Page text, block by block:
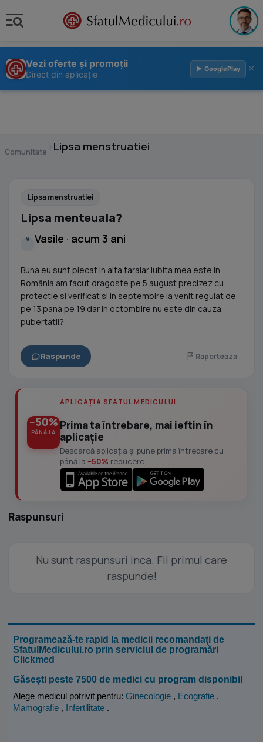
Vezi oferte și promoții
Direct din aplicație
▶ GooglePlay ×
Comunitate Lipsa menstruatiei
Lipsa menstruatiei
Lipsa menteuala?
V Vasile · acum 3 ani
Buna eu sunt plecat in alta taraiar iubita mea este in
România am facut dragoste pe 5 august precizez cu
protectie si verificat si in septembire ia venit regulat de
pe 13 pana pe 19 dar in octombire nu este din cauza
pubertatii?
Raspunde Raporteaza
−50%
PÂNĂ LA
APLICAȚIA SFATUL MEDICULUI
Prima ta întrebare, mai ieftin în
aplicație
Descarcă aplicația și pune prima întrebare cu
până la −50% reducere.
Raspunsuri
Nu sunt raspunsuri inca. Fii primul care
raspunde!
Programează-te rapid la medicii recomandați de
SfatulMedicului.ro prin serviciul de programări
Clickmed
Găsești peste 7500 de medici cu program disponibil
Alege medicul potrivit pentru: Ginecologie , Ecografie ,
Mamografie , Infertilitate .